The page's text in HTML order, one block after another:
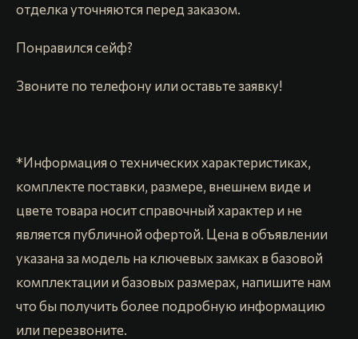
отделка уточняются перед заказом.
Понравился сейф?
Звоните по телефону или оставьте заявку!
*Информация о технических характеристиках,
комплекте поставки, размере, внешнем виде и
цвете товара носит справочный характер и не
является публичной офертой. Цена в объявлении
указана за модель на ключевых замках в базовой
комплектации и базовых размерах, напишите нам
что бы получить более подробную информацию
или перезвоните.